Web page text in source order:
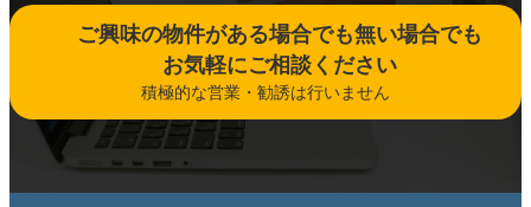
ご興味の物件がある場合でも無い場合でも
お気軽にご相談ください
積極的な営業・勧誘は行いません